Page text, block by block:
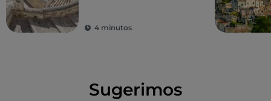
4 minutos
Sugerimos